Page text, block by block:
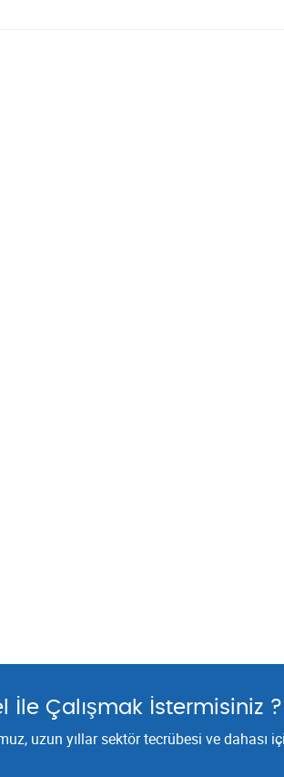
İle Çalışmak İstermisiniz ?
uzun yıllar sektör tecrübesi ve dahası